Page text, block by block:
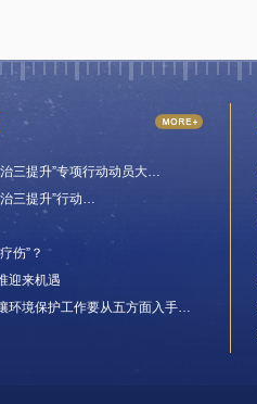
三提升”专项行动动员大…
三提升”行动…
伤”？
迎来机遇
环境保护工作要从五方面入手…